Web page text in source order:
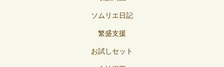
ソムリエ日記
繁盛支援
お試しセット